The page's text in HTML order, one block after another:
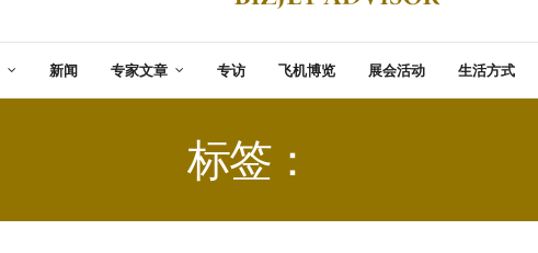
新闻 专家文章 专访 飞机博览 展会活动 生活方式
标签：